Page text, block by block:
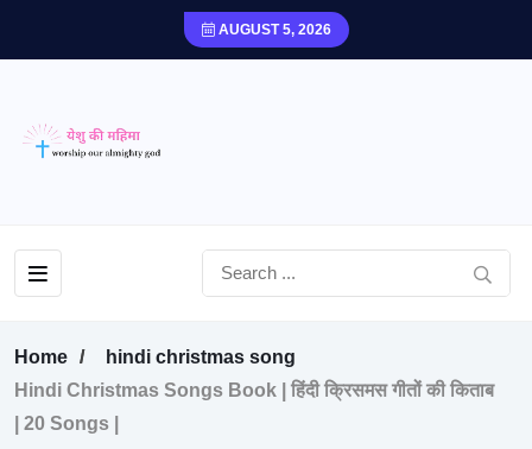
AUGUST 5, 2026
Home
hindi christmas song
Hindi Christmas Songs Book | हिंदी क्रिसमस गीतों की किताब
| 20 Songs |